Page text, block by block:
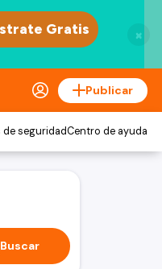
×
Publicar
de seguridadCentro de ayuda
Buscar